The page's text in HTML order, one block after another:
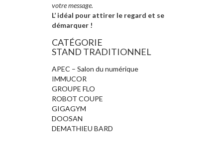
votre message.
L’ idéal pour attirer le regard et se
démarquer !
CATÉGORIE
STAND TRADITIONNEL
APEC – Salon du numérique
IMMUCOR
GROUPE FLO
ROBOT COUPE
GIGAGYM
DOOSAN
DEMATHIEU BARD